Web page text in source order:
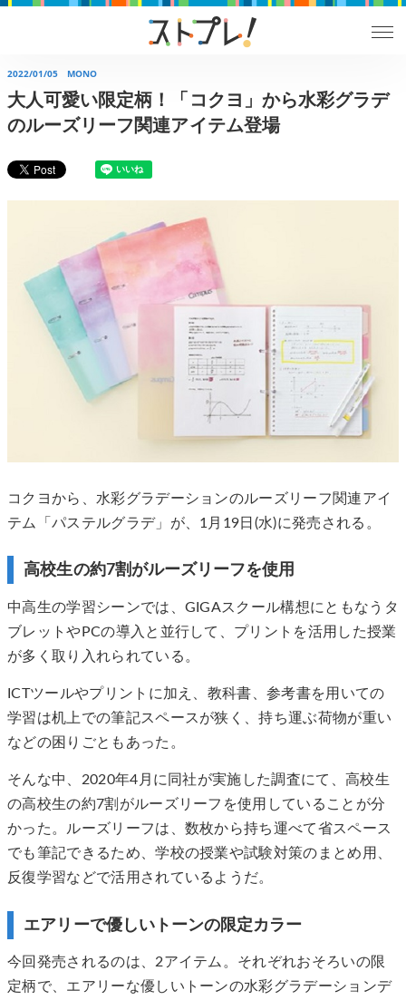
2022/01/05 MONO
大人可愛い限定柄！「コクヨ」から水彩グラデ
のルーズリーフ関連アイテム登場
コクヨから、水彩グラデーションのルーズリーフ関連アイ
テム「パステルグラデ」が、1月19日(水)に発売される。
高校生の約7割がルーズリーフを使用
中高生の学習シーンでは、GIGAスクール構想にともなうタ
ブレットやPCの導入と並行して、プリントを活用した授業
が多く取り入れられている。
ICTツールやプリントに加え、教科書、参考書を用いての
学習は机上での筆記スペースが狭く、持ち運ぶ荷物が重い
などの困りごともあった。
そんな中、2020年4月に同社が実施した調査にて、高校生
の高校生の約7割がルーズリーフを使用していることが分
かった。ルーズリーフは、数枚から持ち運べて省スペース
でも筆記できるため、学校の授業や試験対策のまとめ用、
反復学習などで活用されているようだ。
エアリーで優しいトーンの限定カラー
今回発売されるのは、2アイテム。それぞれおそろいの限
定柄で、エアリーな優しいトーンの水彩グラデーションデ